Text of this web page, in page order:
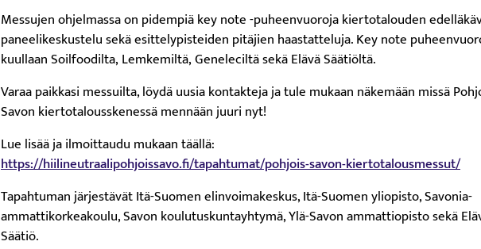
Messujen ohjelmassa on pidempiä key note -puheenvuoroja kiertotalouden
paneelikeskustelu sekä esittelypisteiden pitäjien haastatteluja. Key note
kuullaan Soilfoodilta, Lemkemiltä, Geneleciltä sekä Elävä Säätiöltä.
Varaa paikkasi messuilta, löydä uusia kontakteja ja tule mukaan näkemään missä
Savon kiertotalousskenessä mennään juuri nyt!
Lue lisää ja ilmoittaudu mukaan täällä:
https://hiilineutraalipohjoissavo.fi/tapahtumat/pohjois-savon-kiertotalousmessut/
Tapahtuman järjestävät Itä-Suomen elinvoimakeskus, Itä-Suomen yliopisto, Savonia-
ammattikorkeakoulu, Savon koulutuskuntayhtymä, Ylä-Savon ammattiopisto sekä
Säätiö.